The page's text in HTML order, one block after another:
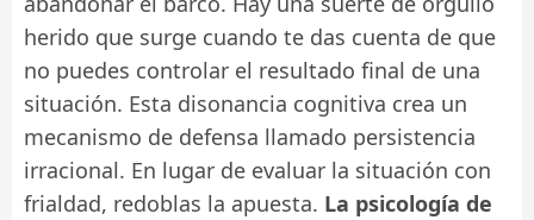
herido que surge cuando te das cuenta de que
no puedes controlar el resultado final de una
situación. Esta disonancia cognitiva crea un
mecanismo de defensa llamado persistencia
irracional. En lugar de evaluar la situación con
frialdad, redoblas la apuesta. La psicología de